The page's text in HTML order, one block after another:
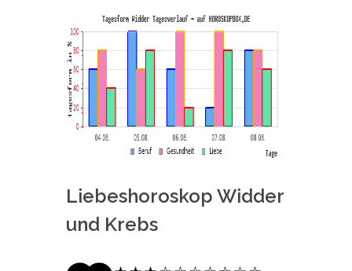
Liebeshoroskop Widder
und Krebs